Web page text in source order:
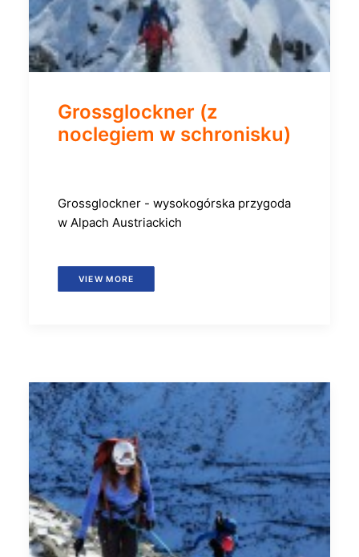
Grossglockner (z
noclegiem w schronisku)
Grossglockner - wysokogórska przygoda
w Alpach Austriackich
VIEW MORE